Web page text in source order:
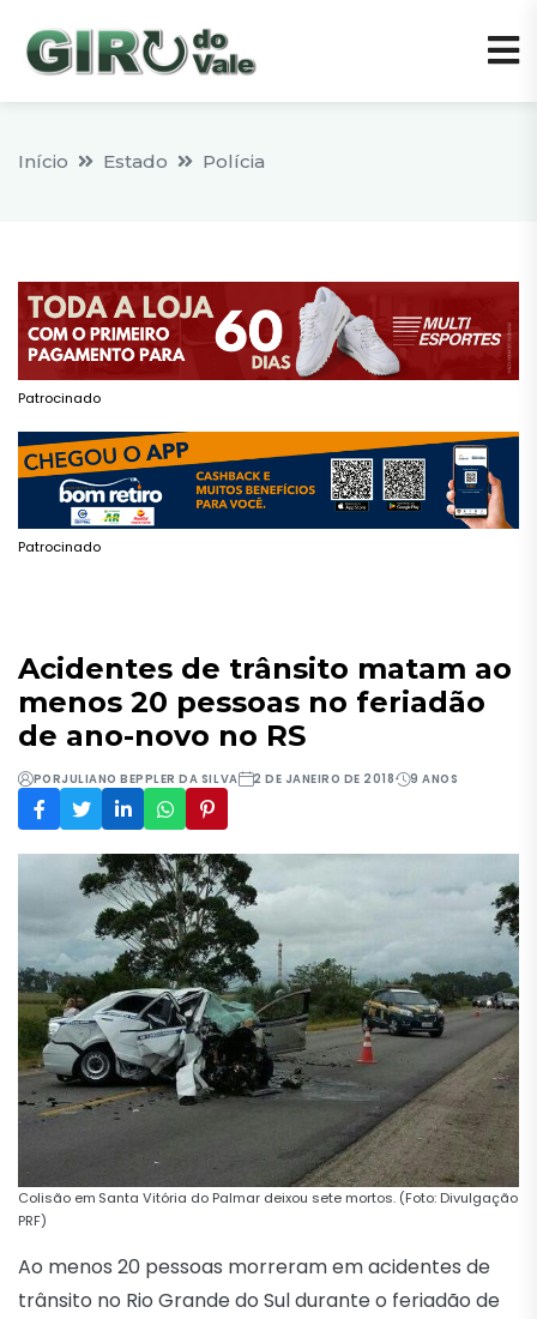
Início Estado Polícia
Patrocinado
Patrocinado
Acidentes de trânsito matam ao
menos 20 pessoas no feriadão
de ano-novo no RS
PORJULIANO BEPPLER DA SILVA 2 DE JANEIRO DE 2018 9 ANOS
Colisão em Santa Vitória do Palmar deixou sete mortos. (Foto: Divulgação
PRF)
Ao menos 20 pessoas morreram em acidentes de
trânsito no Rio Grande do Sul durante o feriadão de